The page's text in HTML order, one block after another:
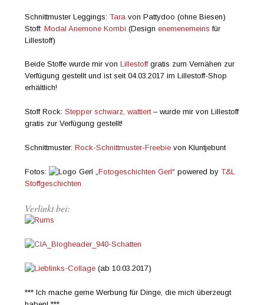
Schnittmuster Leggings:Tara von Pattydoo (ohne Biesen)
Stoff:Modal Anemone Kombi (Designenemenemeins für
Lillestoff)
Beide Stoffe wurde mir vonLillestoffgratis zum Vernähen zur
Verfügung gestellt und ist seit 04.03.2017 im Lillestoff-Shop
erhältlich!
Stoff Rock:Stepper schwarz, wattiert– wurde mir von Lillestoff
gratis zur Verfügung gestellt!
Schnittmuster:Rock-Schnittmuster-Freebie von Kluntjebunt
Fotos: „Fotogeschichten Gerl“ powered byT&L
Stoffgeschichten
Verlinkt bei:
(ab 10.03.2017)
*** Ich mache gerne Werbung für Dinge, die mich überzeugt